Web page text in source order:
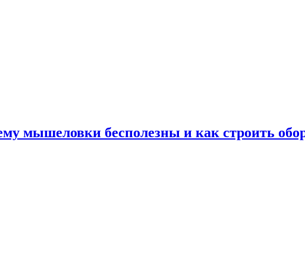
мышеловки бесполезны и как строить